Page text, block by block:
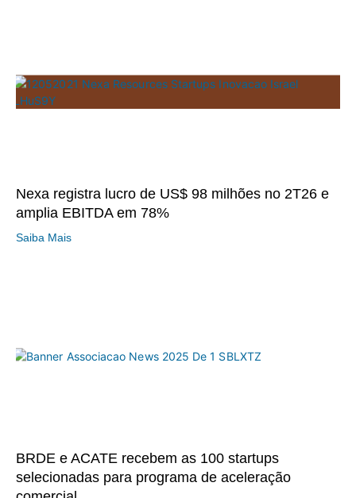
Nexa registra lucro de US$ 98 milhões no 2T26 e
amplia EBITDA em 78%
Saiba Mais
BRDE e ACATE recebem as 100 startups
selecionadas para programa de aceleração